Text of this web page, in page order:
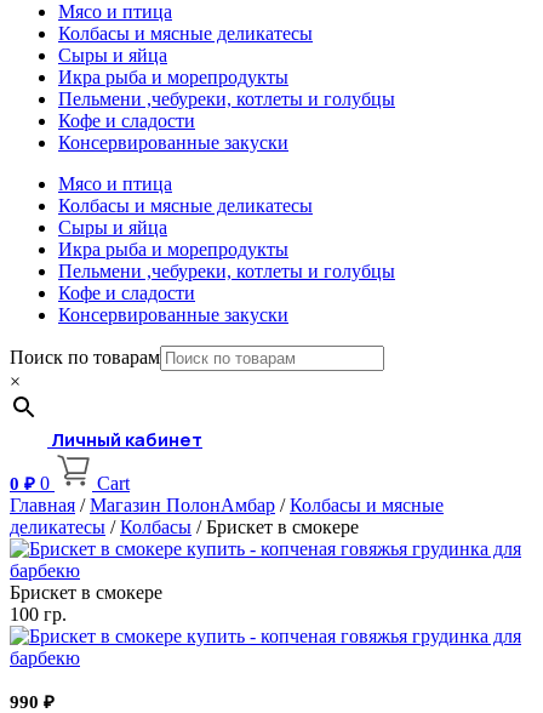
Мясо и птица
Колбасы и мясные деликатесы
Сыры и яйца
Икра рыба и морепродукты
Пельмени ,чебуреки, котлеты и голубцы
Кофе и сладости
Консервированные закуски
Мясо и птица
Колбасы и мясные деликатесы
Сыры и яйца
Икра рыба и морепродукты
Пельмени ,чебуреки, котлеты и голубцы
Кофе и сладости
Консервированные закуски
Поиск по товарам
×
Личный кабинет
0 ₽ 0
Cart
Главная /Магазин ПолонАмбар /Колбасы и мясные
деликатесы /Колбасы / Брискет в смокере
Брискет в смокере
100 гр.
990 ₽